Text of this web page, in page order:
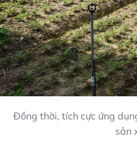
Đồng thời, tích cực ứng
sản